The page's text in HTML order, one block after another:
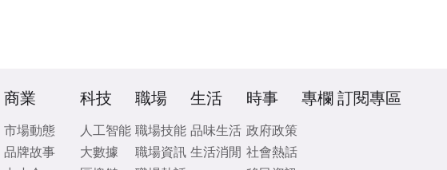
商業
市場動態
品牌故事
科技
人工智能
大數據
職場
職場技能
職場資訊
生活
品味生活
生活消閒
時事
政府政策
社會熱話
專欄 訂閱專區